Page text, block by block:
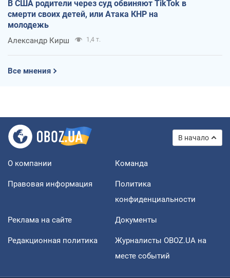
В США родители через суд обвиняют TikTok в
смерти своих детей, или Атака КНР на
молодежь
Александр Кирш 1,4 т.
Все мнения
В начало
О компании Команда
Правовая информация
Политика
конфиденциальности
Реклама на сайте Документы
Редакционная политика
Журналисты OBOZ.UA на
месте событий